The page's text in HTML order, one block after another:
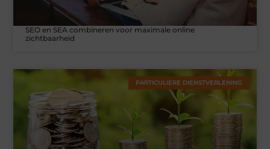
SEO en SEA combineren voor maximale online
zichtbaarheid
PARTICULIERE DIENSTVERLENING